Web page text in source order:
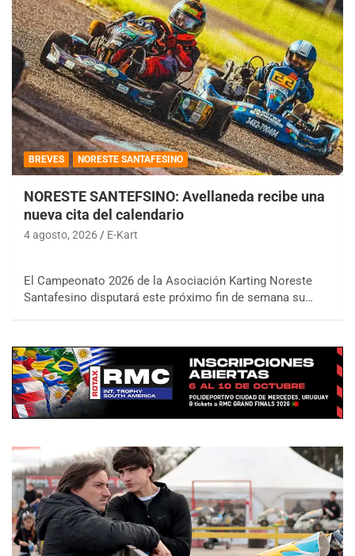
BREVES NORESTE SANTAFESINO
NORESTE SANTEFSINO: Avellaneda recibe una
nueva cita del calendario
4 agosto, 2026 E-Kart
El Campeonato 2026 de la Asociación Karting Noreste
Santafesino disputará este próximo fin de semana su…